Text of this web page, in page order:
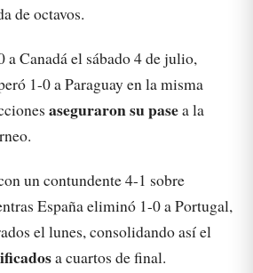
de octavos.
Canadá el sábado 4 de julio,
1-0 a Paraguay en la misma
aseguraron su pasea la
un contundente 4-1 sobre
España eliminó 1-0 a Portugal,
el lunes, consolidando así el
a cuartos de final.